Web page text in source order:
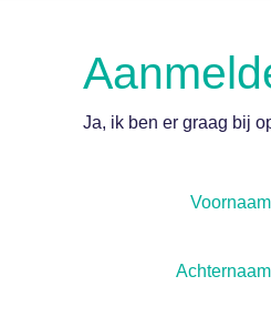
Ja, ik ben er graag bij
Voornaam
Achternaam